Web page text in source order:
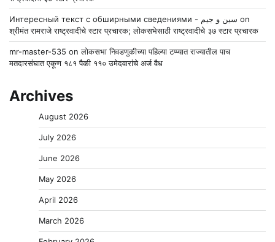
Интересный текст с обширными сведениями - سين و جيم on
श्रीमंत रामराजे राष्ट्रवादीचे स्टार प्रचारक; लोकसभेसाठी राष्ट्रवादीचे ३७ स्टार प्रचारक
mr-master-535 onलोकसभा निवडणुकीच्या पहिल्या टप्प्यात राज्यातील पाच
मतदारसंघात एकूण १८१ पैकी ११० उमेदवारांचे अर्ज वैध
Archives
August 2026
July 2026
June 2026
May 2026
April 2026
March 2026